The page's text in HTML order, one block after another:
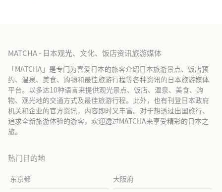
MATCHA - 日本观光、文化、饭店资讯旅游媒体
「MATCHA」是专门为喜爱日本的旅客介绍日本旅游景点、饭店预
约、温泉、美食、购物和最佳旅游行程等各种资讯的日本旅游媒体
平台。以多达10种语言来提供观光景点、饭店、温泉、美食、购
物、观光地的交通方式及最佳旅游行程。此外，也有刊登日本政府
机关和企业的官方资讯，内容即时又丰富。对于想透过出国旅行、
追求全新旅游体验的游客，欢迎透过MATCHA来享受精彩的日本之
旅。
热门目的地
东京都 大阪府